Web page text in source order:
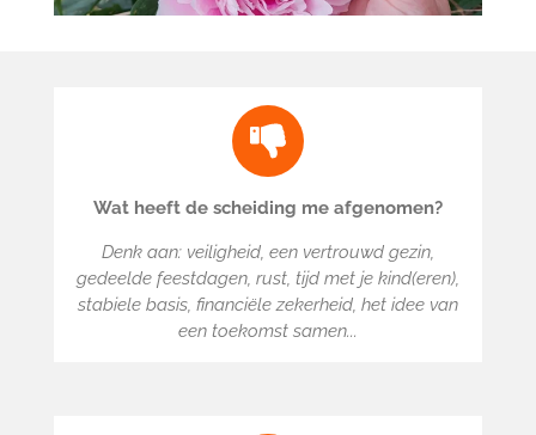
Wat heeft de scheiding me afgenomen?
Denk aan: veiligheid, een vertrouwd gezin,
gedeelde feestdagen, rust, tijd met je kind(eren),
stabiele basis, financiële zekerheid, het idee van
een toekomst samen...